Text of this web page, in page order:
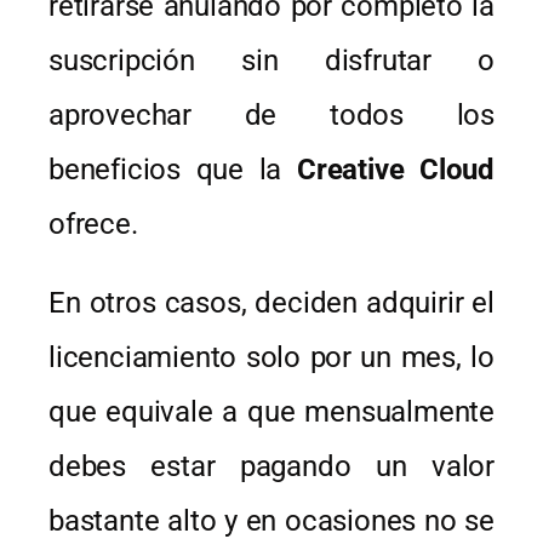
suscripción sin disfrutar o
aprovechar de todos los
beneficios que la Creative Cloud
ofrece.
En otros casos, deciden adquirir el
licenciamiento solo por un mes, lo
que equivale a que mensualmente
debes estar pagando un valor
bastante alto y en ocasiones no se